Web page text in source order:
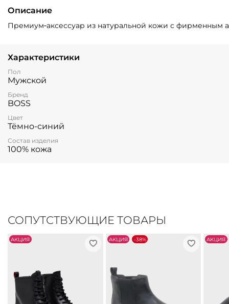
Описание
Премиум‑аксессуар из натуральной кожи с фирменным
Характеристики
Пол
Мужской
Бренд
BOSS
Цвет
Тёмно-синий
Состав изделия
100% кожа
СОПУТСТВУЮЩИЕ ТОВАРЫ
АKЦИЯ АKЦИЯ -38% АKЦИЯ